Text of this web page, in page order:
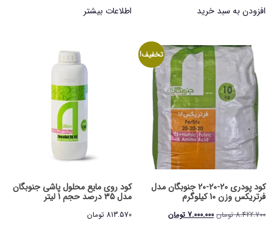
افزودن به سبد خرید اطلاعات بیشتر
تخفیف!
کود پودری 20-20-20 جنوبگان مدل
فرتریکس وزن 10 کیلوگرم
8.422.700 تومان قیمت
7.000.000 تومانقیمت
کود روی مایع محلول پاشی جنوبگان
مدل 35 درصد حجم 1 لیتر
813.570 تومان